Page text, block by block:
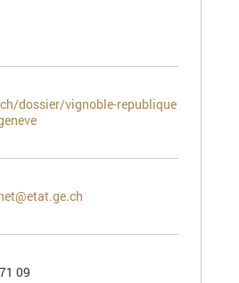
dossier/vignoble-republique
09